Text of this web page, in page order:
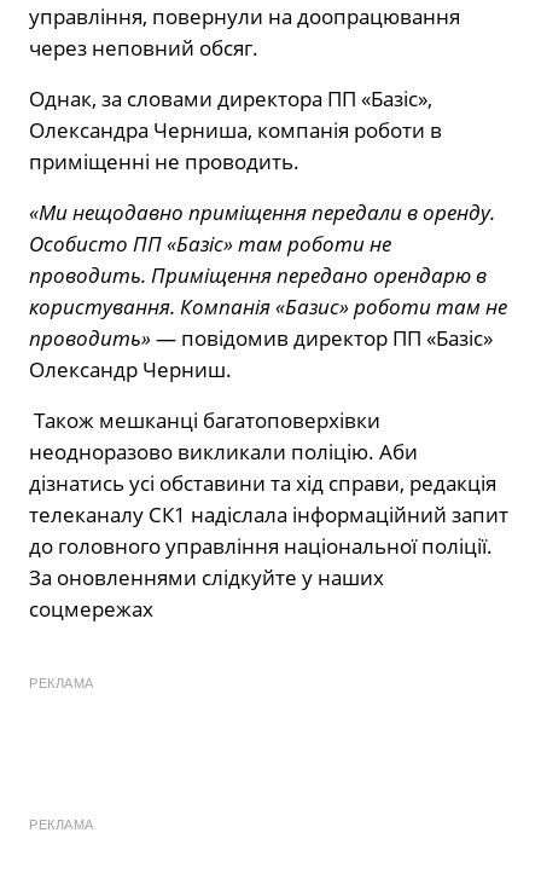
управління, повернули на доопрацювання
через неповний обсяг.
Однак, за словами директора ПП «Базіс»,
Олександра Черниша, компанія роботи в
приміщенні не проводить.
«Ми нещодавно приміщення передали в оренду.
Особисто ПП «Базіс» там роботи не
проводить. Приміщення передано орендарю в
користування. Компанія «Базис» роботи там не
проводить»— повідомив директор ПП «Базіс»
Олександр Черниш.
Також мешканці багатоповерхівки
неодноразово викликали поліцію. Аби
дізнатись усі обставини та хід справи, редакція
телеканалу СК1 надіслала інформаційний запит
до головного управління національної поліції.
За оновленнями слідкуйте у наших
соцмережах
РЕКЛАМА
РЕКЛАМА